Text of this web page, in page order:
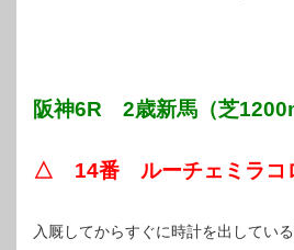
阪神6R 2歳新馬（芝
△ 14番 ルーチェミラコ
入厩してからすぐに時計を出してい